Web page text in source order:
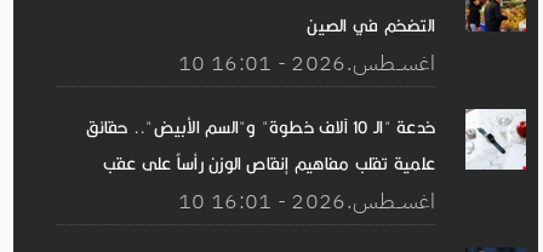
التضخم في الصين
10 اغســطس.2026 - 16:01
خدعة "الـ 10 آلاف خطوة" و"السم الأبيض".. حقائق
علمية تقلب مفاهيم إنقاص الوزن رأساً على عقب
10 اغســطس.2026 - 16:01